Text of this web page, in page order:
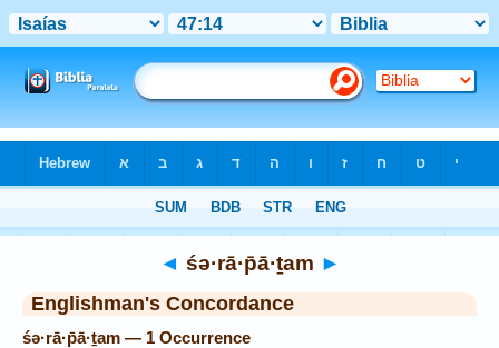
◄ śə·rā·p̄ā·ṯam ►
Englishman's Concordance
śə·rā·p̄ā·ṯam — 1 Occurrence